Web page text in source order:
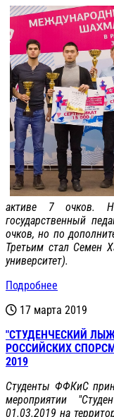
активе 7 очков.
государственный
очков, но по
Третьим стал Семен
университет).
Подробнее
17 марта 2019
"СТУДЕНЧЕСКИЙ
РОССИЙСКИХ
2019
Студенты ФФКиС
мероприятии
01.03.2019 на